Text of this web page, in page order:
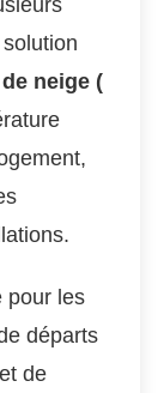
neige (
pour les
départs
de